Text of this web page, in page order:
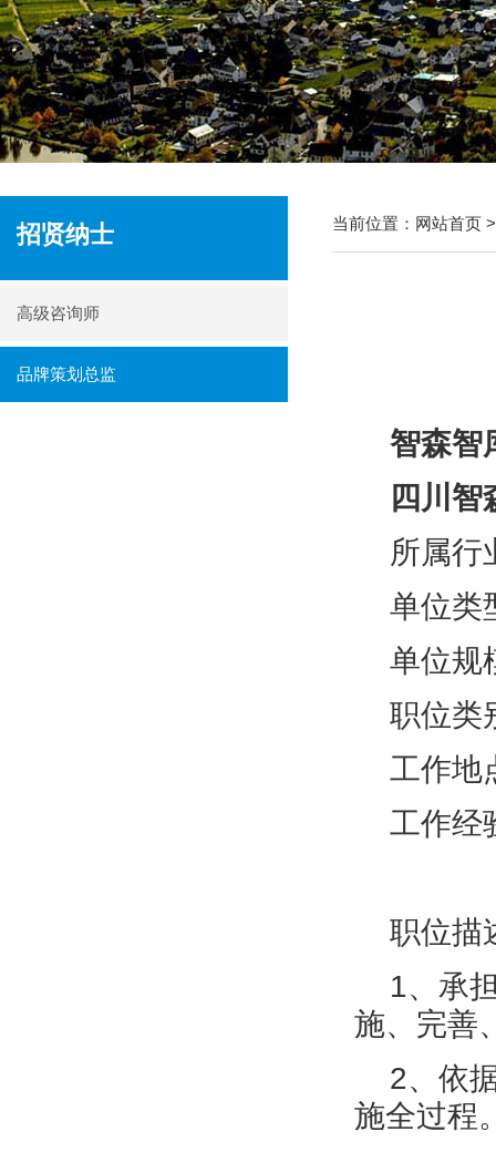
招贤纳士
高级咨询师
品牌策划总监
当前位置： 网站首页
智森智
四川智
所属行
单位类
单位规
职位类
工作地
工作经
职位描
1、承担
施、完善
2、依据
施全过程